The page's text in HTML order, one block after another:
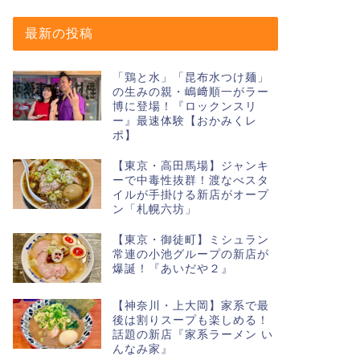
最新の投稿
「鶏と水」「昆布水つけ麺」
の生みの親・嶋﨑順一がラー
博に登場！『ロックンスリ
ー』最速体験【おかみくレ
ポ】
【東京・高田馬場】ジャンキ
ーで中毒性抜群！渡なべスタ
イルが手掛ける新店がオープ
ン「札幌六坊」
【東京・御徒町】ミシュラン
常連の小池グループの新店が
爆誕！『あいだや２』
【神奈川・上大岡】家系で最
後は割りスープも楽しめる！
話題の新店『家系ラーメン い
んなみ家』